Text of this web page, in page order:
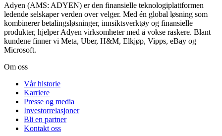
Adyen (AMS: ADYEN) er den finansielle teknologiplattformen
ledende selskaper verden over velger. Med én global løsning som
kombinerer betalingsløsninger, innsiktsverktøy og finansielle
produkter, hjelper Adyen virksomheter med å vokse raskere. Blant
kundene finner vi Meta, Uber, H&M, Elkjøp, Vipps, eBay og
Microsoft.
Om oss
Vår historie
Karriere
Presse og media
Investorrelasjoner
Bli en partner
Kontakt oss